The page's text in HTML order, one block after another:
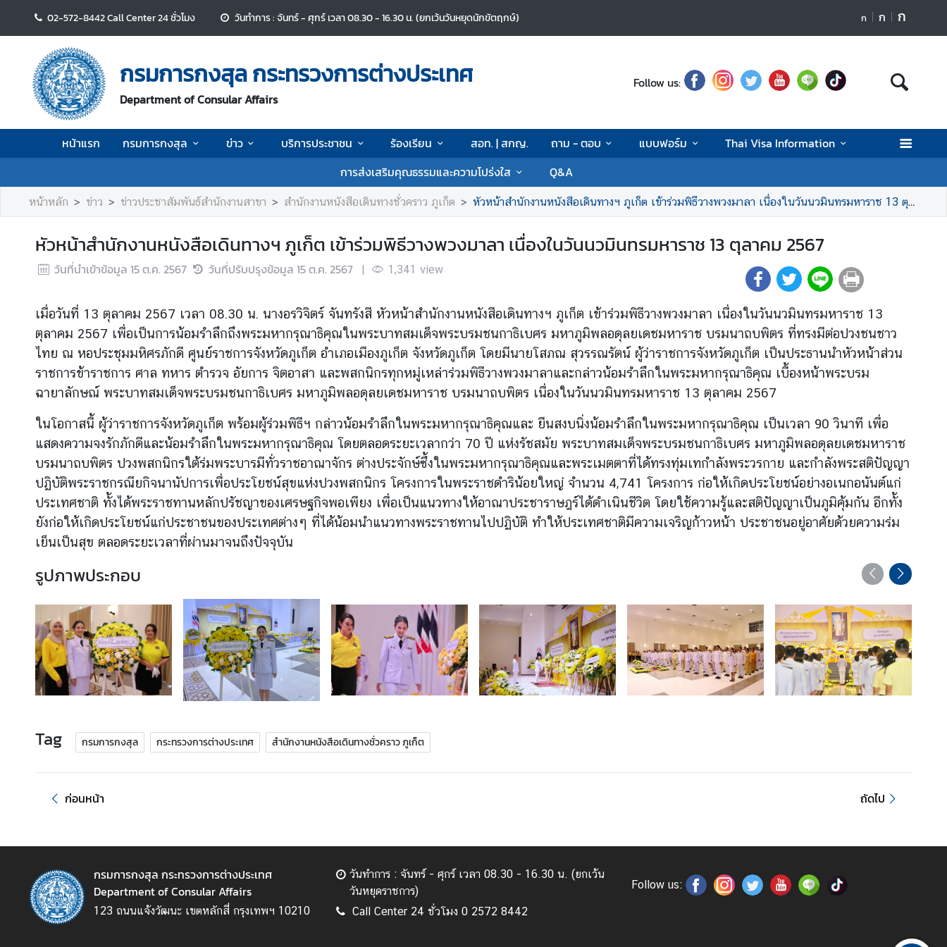
02-572-8442 Call Center 24 ชั่วโมง วันทำการ : จันทร์ - ศุกร์ เวลา 08.30 - 16.30 น. (ยกเว้นวันหยุดนักขัตฤกษ์) ก ก ก
กรมการกงสุล กระทรวงการต่างประเทศ
Department of Consular Affairs
Follow us:
หน้าแรก กรมการกงสุล ข่าว บริการประชาชน ร้องเรียน สอท. | สกญ. ถาม - ตอบ แบบฟอร์ม
Thai Visa Information
การส่งเสริมคุณธรรมและความโปร่งใส
Q&A
น้
า
แ
ก
ก
ม
ก
ร
ก
ง
ล
ข่
า
ว
บ
ริ
ก
า
ร
ป
ร
ช
า
ช
น
ร้
อ
รี
น
ท
|
ส
ก
หน้าหลัก ข่าว ข่าวประชาสัมพันธ์สำนักงานสาขา สำนักงานหนังสือเดินทางชั่วคราว ภูเก็ต หัวหน้าสำนักงานหนังสือเดินทางฯ ภูเก็ต เข้าร่วมพิธีวางพวงมาลา เนื่องในวันนวมินทรมหาราช 13 ตุลาคม 2567
หัวหน้าสำนักงานหนังสือเดินทางฯ ภูเก็ต เข้าร่วมพิธีวางพวงมาลา เนื่องในวันนวมินทรมหาราช 13 ตุลาคม 2567
วันที่นำเข้าข้อมูล 15 ต.ค. 2567 วันที่ปรับปรุงข้อมูล 15 ต.ค. 2567 | 1,341 view
เมื่อวันที่ 13 ตุลาคม 2567 เวลา 08.30 น. นางอรวิจิตร์ จันทรังสี หัวหน้าสำนักงานหนังสือเดินทางฯ ภูเก็ต เข้าร่วมพิธีวางพวงมาลา เนื่องในวันนวมินทรมหาราช 13
ตุลาคม 2567 เพื่อเป็นการน้อมรำลึกถึงพระมหากรุณาธิคุณในพระบาทสมเด็จพระบรมชนกาธิเบศร มหาภูมิพลอดุลยเดชมหาราช บรมนาถบพิตร ที่ทรงมีต่อปวงชนชาว
ไทย ณ หอประชุมมหิศรภักดี ศูนย์ราชการจังหวัดภูเก็ต อำเภอเมืองภูเก็ต จังหวัดภูเก็ต โดยมีนายโสภณ สุวรรณรัตน์ ผู้ว่าราชการจังหวัดภูเก็ต เป็นประธานนำหัวหน้าส่วน
ราชการข้าราชการ ศาล ทหาร ตำรวจ อัยการ จิตอาสา และพสกนิกรทุกหมู่เหล่าร่วมพิธีวางพวงมาลาและกล่าวน้อมรำลึกในพระมหากรุณาธิคุณ เบื้องหน้าพระบรม
ฉายาลักษณ์ พระบาทสมเด็จพระบรมชนกาธิเบศร มหาภูมิพลอดุลยเดชมหาราช บรมนาถบพิตร เนื่องในวันนวมินทรมหาราช 13 ตุลาคม 2567
ในโอกาสนี้ ผู้ว่าราชการจังหวัดภูเก็ต พร้อมผู้ร่วมพิธีฯ กล่าวน้อมรำลึกในพระมหากรุณาธิคุณและ ยืนสงบนิ่งน้อมรำลึกในพระมหากรุณาธิคุณ เป็นเวลา 90 วินาที เพื่อ
แสดงความจงรักภักดีและน้อมรำลึกในพระมหากรุณาธิคุณ โดยตลอดระยะเวลากว่า 70 ปี แห่งรัชสมัย พระบาทสมเด็จพระบรมชนกาธิเบศร มหาภูมิพลอดุลยเดชมหาราช
บรมนาถบพิตร ปวงพสกนิกรใต้ร่มพระบารมีทั่วราชอาณาจักร ต่างประจักษ์ซึ้งในพระมหากรุณาธิคุณและพระเมตตาที่ได้ทรงทุ่มเทกำลังพระวรกาย และกำลังพระสติปัญญา
ปฏิบัติพระราชกรณียกิจนานัปการเพื่อประโยชน์สุขแห่งปวงพสกนิกร โครงการในพระราชดำริน้อยใหญ่ จำนวน​ 4,741 โครงการ ก่อให้เกิดประโยชน์อย่างอเนกอนันต์แก่
ประเทศชาติ ทั้งได้พระราชทานหลักปรัชญาของเศรษฐกิจพอเพียง เพื่อเป็นแนวทางให้อาณาประชาราษฎร์ได้ดำเนินชีวิต โดยใช้ความรู้และสติปัญญาเป็นภูมิคุ้มกัน อีกทั้ง
ยังก่อให้เกิดประโยชน์แก่ประชาชนของประเทศต่างๆ ที่ได้น้อมนำแนวทางพระราชทานไปปฏิบัติ ทำให้ประเทศชาติมีความเจริญก้าวหน้า ประชาชนอยู่อาศัยด้วยความร่ม
เย็นเป็นสุข ตลอดระยะเวลาที่ผ่านมาจนถึงปัจจุบัน
รูปภาพประกอบ
Tag กรมการกงสุล กระทรวงการต่างประเทศ สำนักงานหนังสือเดินทางชั่วคราว ภูเก็ต
ก่อนหน้า ถัดไป
กรมการกงสุล กระทรวงการต่างประเทศ
Department of Consular Affairs
123 ถนนแจ้งวัฒนะ เขตหลักสี่ กรุงเทพฯ 10210
วันทำการ : จันทร์ - ศุกร์ เวลา 08.30 - 16.30 น. (ยกเว้น
วันหยุดราชการ)
Call Center 24 ชั่วโมง 0 2572 8442
Follow us: